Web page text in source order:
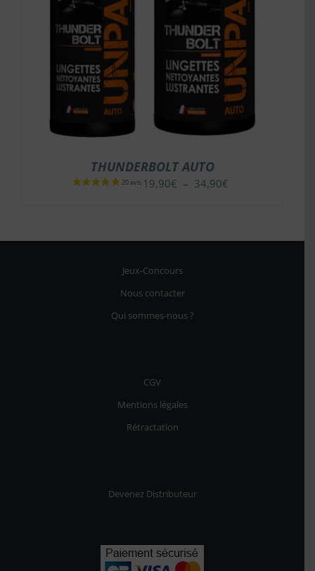
14 avis
THUNDERBOLT AUTO
19,90€ – 34,90€Plage
à
Jeux-Concours
Nous contacter
Qui sommes-nous ?
CGV
Mentions légales
Rétractation
Devenez Distributeur